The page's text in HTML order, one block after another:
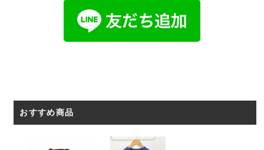
おすすめ商品